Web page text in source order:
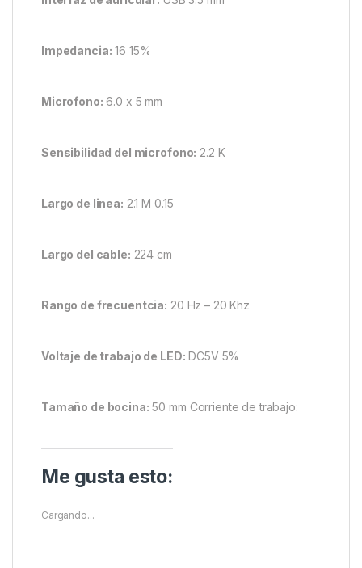
Impedancia: 16 15%
Microfono: 6.0 x 5 mm
Sensibilidad del microfono: 2.2 K
Largo de linea: 2.1 M 0.15
Largo del cable: 224 cm
Rango de frecuentcia: 20 Hz – 20 Khz
Voltaje de trabajo de LED: DC5V 5%
Tamaño de bocina: 50 mm Corriente de trabajo:
Me gusta esto:
Cargando...